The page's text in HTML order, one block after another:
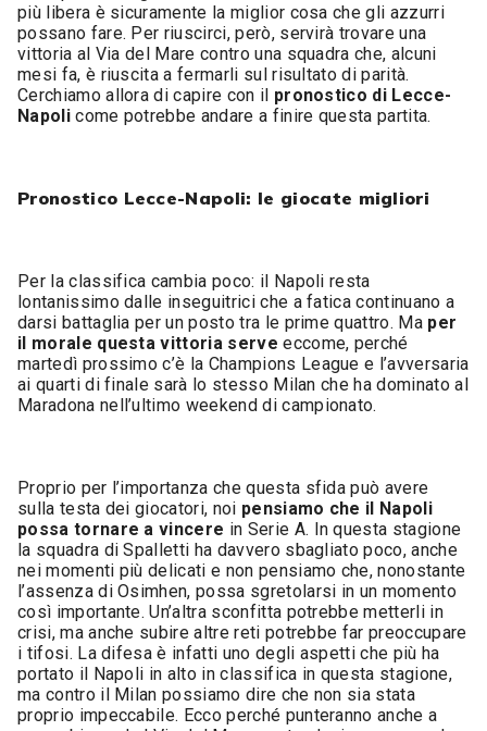
più libera è sicuramente la miglior cosa che gli azzurri
possano fare. Per riuscirci, però, servirà trovare una
vittoria al Via del Mare contro una squadra che, alcuni
mesi fa, è riuscita a fermarli sul risultato di parità.
Cerchiamo allora di capire con il pronostico di Lecce-
Napolicome potrebbe andare a finire questa partita.
Pronostico Lecce-Napoli: le giocate migliori
Per la classifica cambia poco: il Napoli resta
lontanissimo dalle inseguitrici che a fatica continuano a
darsi battaglia per un posto tra le prime quattro. Ma per
il morale questa vittoria serveeccome, perché
martedì prossimo c’è la Champions League e l’avversaria
ai quarti di finale sarà lo stesso Milan che ha dominato al
Maradona nell’ultimo weekend di campionato.
Proprio per l’importanza che questa sfida può avere
sulla testa dei giocatori, noi pensiamo che il Napoli
possa tornare a vincere in Serie A. In questa stagione
la squadra di Spalletti ha davvero sbagliato poco, anche
nei momenti più delicati e non pensiamo che, nonostante
l’assenza di Osimhen, possa sgretolarsi in un momento
così importante. Un’altra sconfitta potrebbe metterli in
crisi, ma anche subire altre reti potrebbe far preoccupare
i tifosi. La difesa è infatti uno degli aspetti che più ha
portato il Napoli in alto in classifica in questa stagione,
ma contro il Milan possiamo dire che non sia stata
proprio impeccabile. Ecco perché punteranno anche a